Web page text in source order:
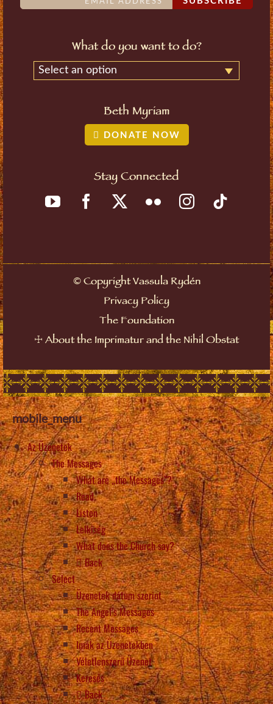
What do you want to do?
Select an option
Beth Myriam
DONATE NOW
Stay Connected
©Copyright Vassula Rydén
Privacy Policy
The Foundation
☩ About the Imprimatur and the Nihil Obstat
mobile_menu
Az Üzenetek
The Messages
What are „the Messages”?
Read
Listen
Lelkiség
What does the Church say?
Back
Select
Üzenetek dátum szerint
The Angel’s Messages
Recent Messages
Imák az Üzenetekben
Véletlenszerű Üzenet
Keresés
Back